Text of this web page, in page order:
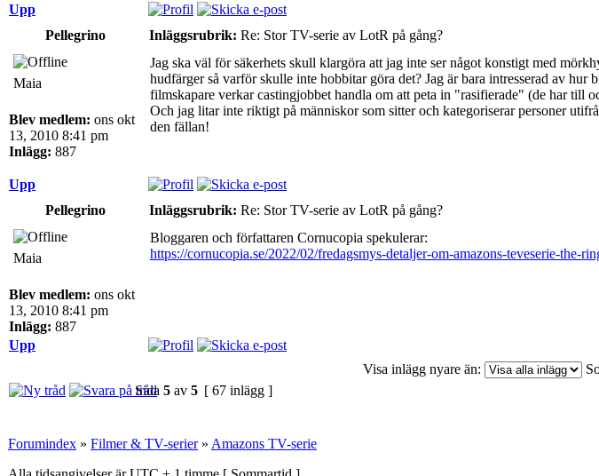
Upp
Pellegrino
Inläggsrubrik: Re: Stor TV-serie av LotR på gång?
Maia
Blev medlem: ons okt
13, 2010 8:41 pm
Inlägg: 887
Jag ska väl för säkerhets skull klargöra att jag inte ser något konstigt med
hudfärger så varför skulle inte hobbitar göra det? Jag är bara intresserad av
filmskapare verkar castingjobbet handla om att peta in "rasifierade" (de har till
Och jag litar inte riktigt på människor som sitter och kategoriserar personer
den fällan!
Upp
Pellegrino
Inläggsrubrik: Re: Stor TV-serie av LotR på gång?
Maia
Blev medlem: ons okt
13, 2010 8:41 pm
Inlägg: 887
Bloggaren och författaren Cornucopia spekulerar:
https://cornucopia.se/2022/02/fredagsmys-detaljer-om-amazons-teveserie-the-
Upp
Visa inlägg nyare än:
Sida 5 av 5 [ 67 inlägg ]
Forumindex » Filmer & TV-serier» Amazons TV-serie